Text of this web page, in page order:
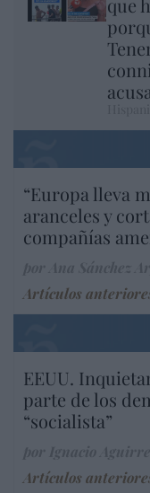
que
“Europa lleva
aranceles y
compañías
Artículos
EEUU.
parte de los
“socialista”
Artículos